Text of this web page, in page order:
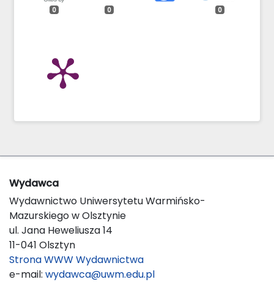
0 0 0
Wydawca
Wydawnictwo Uniwersytetu Warmińsko-
Mazurskiego w Olsztynie
ul. Jana Heweliusza 14
11-041 Olsztyn
Strona WWW Wydawnictwa
e-mail: wydawca@uwm.edu.pl